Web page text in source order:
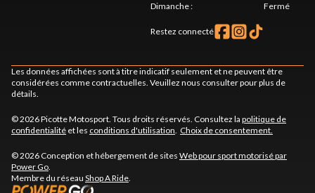
Dimanche: Fermé
Restez connecté
Les données affichées sont à titre indicatif seulement et ne peuvent être
considérées comme contractuelles. Veuillez nous consulter pour plus de
détails.
© 2026 Picotte Motosport. Tous droits réservés. Consultez la politique de
confidentialité et les conditions d'utilisation. Choix de consentement.
© 2026 Conception et hébergement de sites Web pour sport motorisé par
Power Go.
Membre du réseau Shop A Ride.